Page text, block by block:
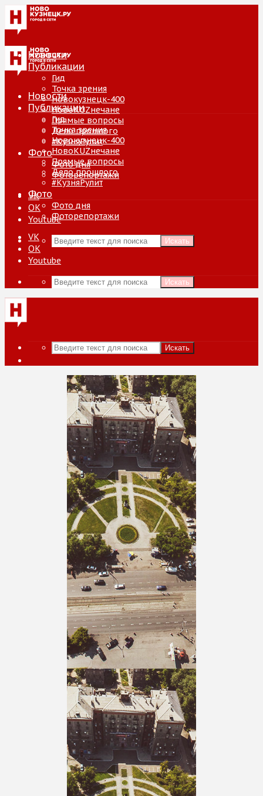
Новости
Публикации
Гид
Точка зрения
Новокузнецк-400
НовоKUZнечане
Прямые вопросы
Дело прошлого
#КузняРулит
Фото
Фото дня
Фоторепортажи
VK
ОК
Youtube
Искать
Новости
Публикации
Гид
Точка зрения
Новокузнецк-400
НовоKUZнечане
Прямые вопросы
Дело прошлого
#КузняРулит
Фото
Фото дня
Фоторепортажи
VK
ОК
Youtube
Искать
Искать